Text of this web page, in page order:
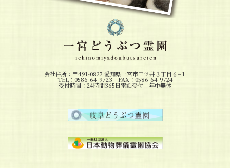
会社住所：〒491-0827 愛知県一宮市三ツ井３丁目６−１
TEL：0586-64-9723 FAX：0586-64-9724
受付時間：24時間365日電話受付 年中無休